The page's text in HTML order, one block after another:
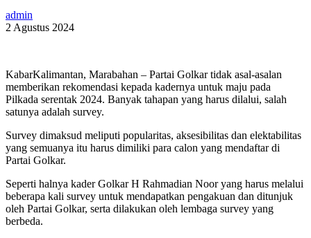
admin
2 Agustus 2024
KabarKalimantan, Marabahan – Partai Golkar tidak asal-asalan
memberikan rekomendasi kepada kadernya untuk maju pada
Pilkada serentak 2024. Banyak tahapan yang harus dilalui, salah
satunya adalah survey.
Survey dimaksud meliputi popularitas, aksesibilitas dan elektabilitas
yang semuanya itu harus dimiliki para calon yang mendaftar di
Partai Golkar.
Seperti halnya kader Golkar H Rahmadian Noor yang harus melalui
beberapa kali survey untuk mendapatkan pengakuan dan ditunjuk
oleh Partai Golkar, serta dilakukan oleh lembaga survey yang
berbeda.